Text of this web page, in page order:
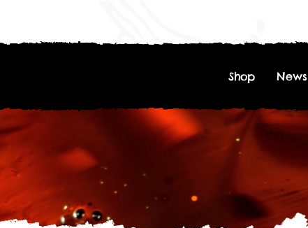
Shop News